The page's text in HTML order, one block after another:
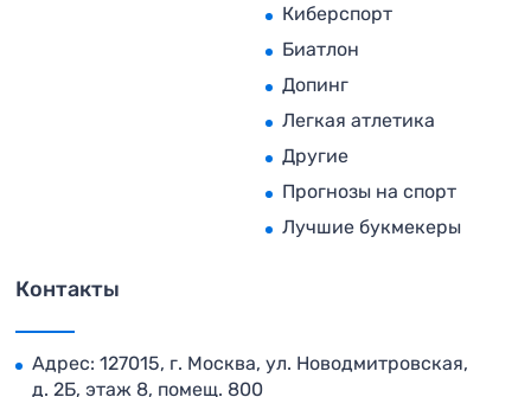
Киберспорт
Биатлон
Допинг
Легкая атлетика
Другие
Прогнозы на спорт
Лучшие букмекеры
Контакты
Адрес: 127015, г. Москва, ул. Новодмитровская,
д. 2Б, этаж 8, помещ. 800